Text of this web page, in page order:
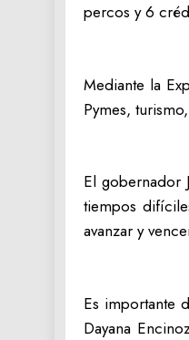
percos y 6
Mediante la
Pymes,
El gobernador
tiempos
avanzar y
Es importante
Dayana